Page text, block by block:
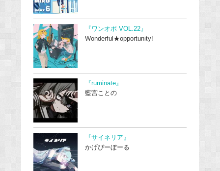
『ワンオポ VOL.22』
Wonderful★opportunity!
『ruminate』
藍宮ことの
『サイネリア』
かげぴーぼーる